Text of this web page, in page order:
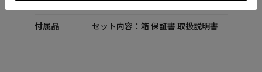
13.0以上
付属品 セット内容：箱 保証書 取扱説明書